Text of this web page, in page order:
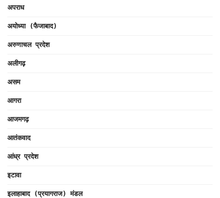
अपराध
अयोध्या (फैजाबाद)
अरुणाचल प्रदेश
अलीगढ़
असम
आगरा
आजमगढ़
आतंकवाद
आंध्र प्रदेश
इटावा
इलाहाबाद (प्रयागराज) मंडल